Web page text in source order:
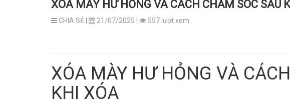
XÓA MÀY HƯ HỎNG VÀ CÁCH CHĂM SÓC SAU
CHIA SẺ | 21/07/2025 | 557 lượt xem
XÓA MÀY HƯ HỎNG VÀ
KHI XÓA